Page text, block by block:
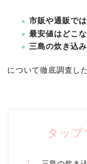
市販や通販で
最安値はどこ
三島の炊き込
について徹底調査し
タップ